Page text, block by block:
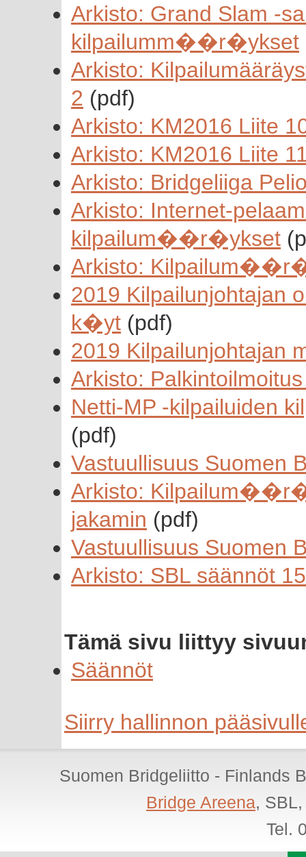
Arkisto: Grand Slam -
kilpailumm��r�ykset
Arkisto:
2 (pdf)
Arkisto: KM2016 Liite
Arkisto: KM2016 Liite
Arkisto: Bridgeliiga
Arkisto: Internet-
kilpailum��r�ykset
Arkisto:
2019 Kilpailunjohtajan
k�yt (pdf)
2019 Kilpailunjohtajan
Arkisto:
Netti-MP -kilpailuiden
(pdf)
Vastuullisuus Suomen
Arkisto:
jakamin (pdf)
Vastuullisuus Suomen
Arkisto: SBL säännöt
Tämä sivu liittyy
Säännöt
Siirry hallinnon
Suomen Bridgeliitto - Finlands
Bridge Areena,
Tel.